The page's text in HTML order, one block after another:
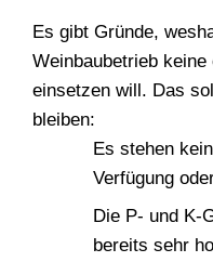
Es gibt Gründe,
Weinbaubetrieb
einsetzen will. Das
bleiben:
Es stehen
Verfügung
Die P- und K-
bereits sehr